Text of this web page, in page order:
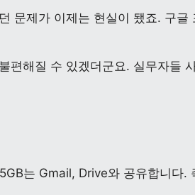
제가 이제는 현실이 됐죠.
해질 수 있겠더군요. 실무자
는 Gmail, Drive와 공유합니